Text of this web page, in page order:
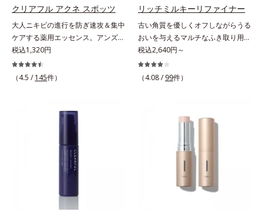
BEAUTY夏祭りは、こちら
こやかに整え、うるおいを蓄える肌
とで、あとのオールインワンクリー
ムの肌なじみを高め、うるおいとツ
ヤのある肌を叶えます。*1 肌にハ
リを与え若々しい印象*2 スクワラ
ン、トリ（カプリル酸／カプリン
着のある肌ではなく、ニキビが治っ
とです。*2 日焼けによるメラニン
の生成を抑え、シミ・ソバカスを防
ぐ。ニキビ・肌荒れを防ぐ。保湿ケ
アのこと。*3 L-アスコルビン酸 2-
グルコシド、リン酸L-アスコルビン
クリアフル アクネ スポッツ
大人ニキビの進行を防ぎ速攻＆集中
ケアする薬用エッセンス。アンズ果
汁が角層をやわらかくほぐして、毛
穴づまりを防ぎ、薬用成分を素早く
浸透させます。さらにイオウ、グリ
ます。気になる部分にピタッと密着
する半透明ジェルタイプです。ま
た、メイクの上からでもご使用いた
税込1,320円
（4.5 / 145件）
リッチミルキーリファイナー
古い角質を優しくオフしながらうる
おいを与えるマルチなふき取り用美
容液。ごわつき、黄ぐすみなど、さ
まざまな年齢肌悩みに関わる角層の
糖化。角層が糖化する前に(*)やさし
イル成分が優しくほぐしてからふき
スイートとユズセラミドがうるおい
を届けると、くもりのないクリアな
肌に。さらにうるおいをキャッチし
て蓄える水性ヴェールを肌の上に形
税込2,640円～
（4.08 / 99件）